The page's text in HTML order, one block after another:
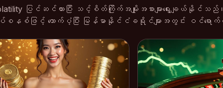
volatility ပြင်ဆင်ထားပြီး သင့်စိတ်ကြိုက်အမျိုးအစားများရွေးချယ်နို
စ်ဖြင့် ထောက်ပံ့ပြီး မြန်မာနိုင်ငံခရိုင်များအတွင်း ဝင်ရော